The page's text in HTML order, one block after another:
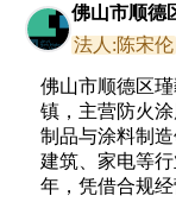
佛山市顺德
法人:陈宋伦
佛山市顺德区
镇，主营防火
制品与涂料制
建筑、家电等
年，凭借合规